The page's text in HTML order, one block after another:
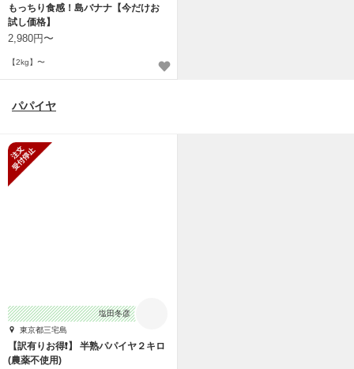
もっちり食感！島バナナ【今だけお
試し価格】
2,980円〜
【2kg】〜
パパイヤ
塩田冬彦
東京都三宅島
【訳有りお得❗️】 半熟パパイヤ２キロ
(農薬不使用)